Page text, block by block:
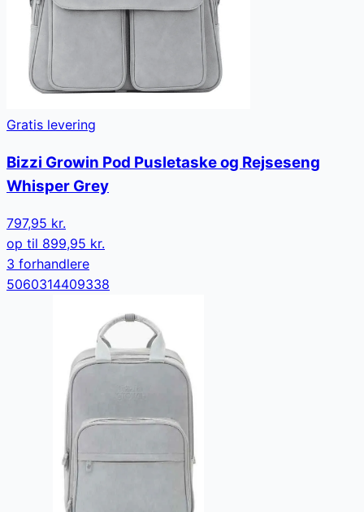
Gratis levering
Bizzi Growin Pod Pusletaske og Rejseseng
Whisper Grey
797,95 kr.
op til 899,95 kr.
3 forhandlere
5060314409338